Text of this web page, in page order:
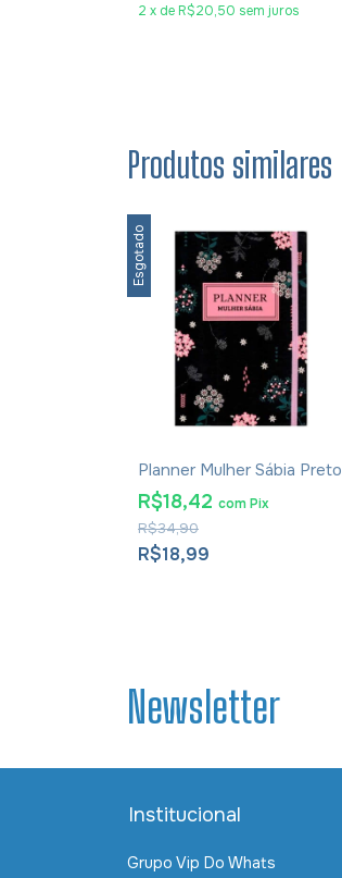
2 x de R$20,50 sem juros
Produtos similares
Esgotado
Planner Mulher Sábia Preto
R$18,99
R$34,90
R$18,42 comPix
Newsletter
Institucional
Grupo Vip Do Whats